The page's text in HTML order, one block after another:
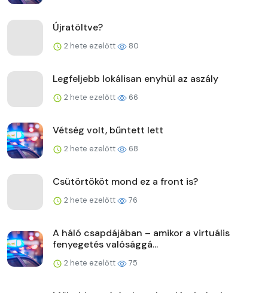
Újratöltve?
2 hete ezelőtt 80
Legfeljebb lokálisan enyhül az aszály
2 hete ezelőtt 66
Vétség volt, bűntett lett
2 hete ezelőtt 68
Csütörtököt mond ez a front is?
2 hete ezelőtt 76
A háló csapdájában – amikor a virtuális
fenyegetés valósággá...
2 hete ezelőtt 75